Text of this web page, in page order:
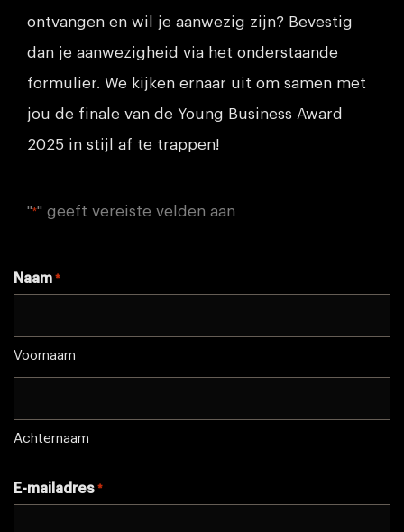
ontvangen en wil je aanwezig zijn? Bevestig
dan je aanwezigheid via het onderstaande
formulier. We kijken ernaar uit om samen met
jou de finale van de Young Business Award
2025 in stijl af te trappen!
"*" geeft vereiste velden aan
Naam *
Voornaam
Achternaam
E-mailadres *